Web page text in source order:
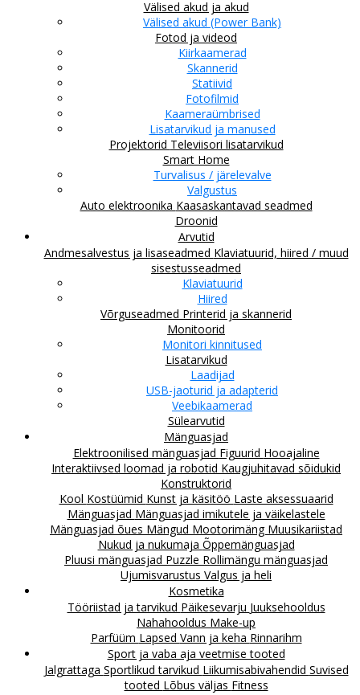
Välised akud ja akud
Välised akud (Power Bank)
Fotod ja videod
Kiirkaamerad
Skannerid
Statiivid
Fotofilmid
Kaameraümbrised
Lisatarvikud ja manused
Projektorid Televiisori lisatarvikud
Smart Home
Turvalisus / järelevalve
Valgustus
Auto elektroonika Kaasaskantavad seadmed
Droonid
Arvutid
Andmesalvestus ja lisaseadmed Klaviatuurid, hiired / muud
sisestusseadmed
Klaviatuurid
Hiired
Võrguseadmed Printerid ja skannerid
Monitoorid
Monitori kinnitused
Lisatarvikud
Laadijad
USB-jaoturid ja adapterid
Veebikaamerad
Sülearvutid
Mänguasjad
Elektroonilised mänguasjad Figuurid Hooajaline
Interaktiivsed loomad ja robotid Kaugjuhitavad sõidukid
Konstruktorid
Kool Kostüümid Kunst ja käsitöö Laste aksessuaarid
Mänguasjad Mänguasjad imikutele ja väikelastele
Mänguasjad õues Mängud Mootorimäng Muusikariistad
Nukud ja nukumaja Õppemänguasjad
Pluusi mänguasjad Puzzle Rollimängu mänguasjad
Ujumisvarustus Valgus ja heli
Kosmetika
Tööriistad ja tarvikud Päikesevarju Juuksehooldus
Nahahooldus Make-up
Parfüüm Lapsed Vann ja keha Rinnarihm
Sport ja vaba aja veetmise tooted
Jalgrattaga Sportlikud tarvikud Liikumisabivahendid Suvised
tooted Lõbus väljas Fitness